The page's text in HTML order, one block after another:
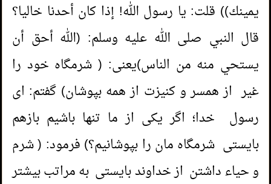
يمينك)) قلت: يا رسول الله! إذا كان أحدنا خاليا؟
قال النبي صلى الله عليه وسلم: (الله أحق أن
يستحي منه من الناس)یعنی: ( شرمگاه خود را
غیر از همسر و کنیزت از همه بپوشان) گفتم: ای
رسول خدا؛ اگر یکی از ما تنها باشیم بازهم
بایستی شرمگاه مان را بپوشانیم؟) فرمود: ( شرم
و حیاء داشتن از خداوند بایستی به مراتب بیشتر